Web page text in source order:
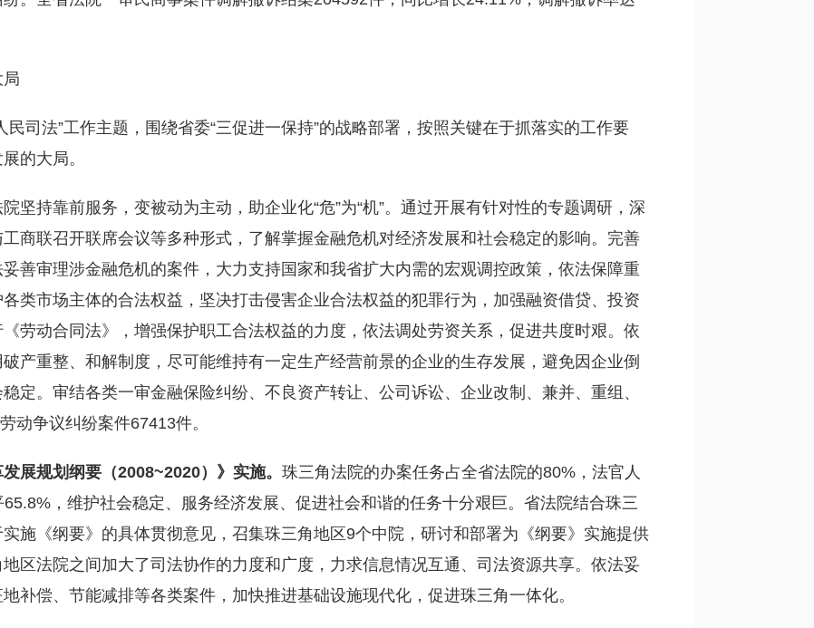
民司法”工作主题，围绕省委“三促进一保持”的战略部署，按照关键在于抓落实的工作要
的大局。
坚持靠前服务，变被动为主动，助企业化“危”为“机”。通过开展有针对性的专题调研，深
商联召开联席会议等多种形式，了解掌握金融危机对经济发展和社会稳定的影响。完善
善审理涉金融危机的案件，大力支持国家和我省扩大内需的宏观调控政策，依法保障重
类市场主体的合法权益，坚决打击侵害企业合法权益的犯罪行为，加强融资借贷、投资
劳动合同法》，增强保护职工合法权益的力度，依法调处劳资关系，促进共度时艰。依
产重整、和解制度，尽可能维持有一定生产经营前景的企业的生存发展，避免因企业倒
定。审结各类一审金融保险纠纷、不良资产转让、公司诉讼、企业改制、兼并、重组、
动争议纠纷案件67413件。
展规划纲要（2008~2020）》实施。 珠三角法院的办案任务占全省法院的80%，法官人
，维护社会稳定、服务经济发展、促进社会和谐的任务十分艰巨。省法院结合珠三
施《纲要》的具体贯彻意见，召集珠三角地区9个中院，研讨和部署为《纲要》实施提供
区法院之间加大了司法协作的力度和广度，力求信息情况互通、司法资源共享。依法妥
补偿、节能减排等各类案件，加快推进基础设施现代化，促进珠三角一体化。